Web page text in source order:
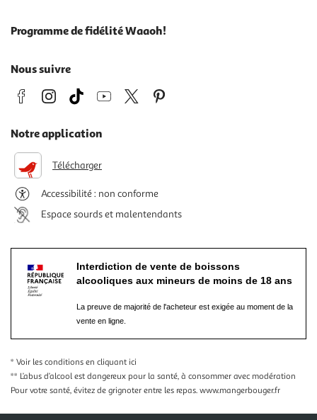
Programme de fidélité Waaoh!
Nous suivre
Notre application
Télécharger
Accessibilité : non conforme
Espace sourds et malentendants
Interdiction de vente de boissons
alcooliques aux mineurs de moins de 18 ans
La preuve de majorité de l'acheteur est exigée au moment de la
vente en ligne.
* Voir les conditions en cliquant ici
** L’abus d’alcool est dangereux pour la santé, à consommer avec modération
Pour votre santé, évitez de grignoter entre les repas. www.mangerbouger.fr